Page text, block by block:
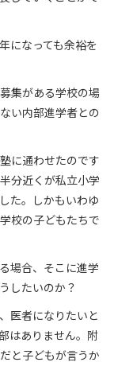
になっても余裕を
集がある学校の場
い内部進学者との
に通わせたのです
分近くが私立小学
た。しかもいわゆ
校の子どもたちで
場合、そこに進学
したいのか？
医者になりたいと
はありません。附
と子どもが言うか